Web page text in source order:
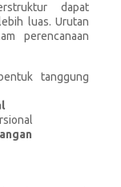
dapat
luas. Urutan
perencanaan
tanggung